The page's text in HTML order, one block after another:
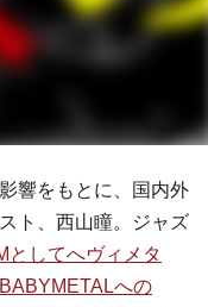
響をもとに、国内外
ト、西山瞳。ジャズ
としてへヴィメタ
BABYMETALへの